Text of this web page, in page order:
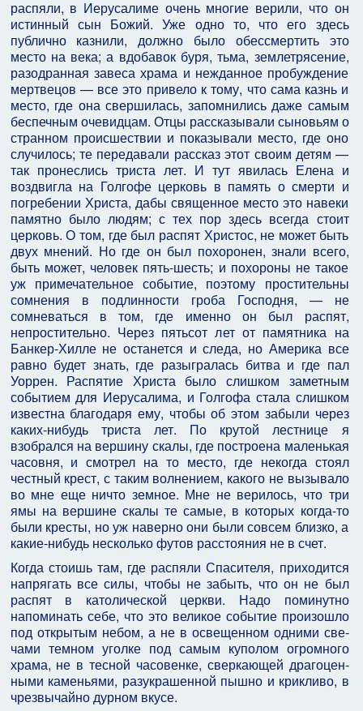
распяли, в Иерусали­ме очень многие верили, что он
истинный сын Божий. Уже одно то, что его здесь
публично казнили, должно было обессмертить это
место на века; а вдобавок буря, тьма, землетрясение,
разодранная завеса храма и не­жданное пробуждение
мертвецов — все это привело к тому, что сама казнь и
место, где она свершилась, запомнились даже самым
беспечным очевидцам. Отцы рассказывали сыновьям о
странном происшествии и показывали место, где оно
случилось; те передавали рассказ этот своим детям —
так пронеслись триста лет. И тут явилась Елена и
воздвигла на Голгофе церковь в память о смерти и
погребении Христа, дабы священное место это навеки
памятно было людям; с тех пор здесь всегда стоит
церковь. О том, где был распят Христос, не может быть
двух мнений. Но где он был похоронен, знали всего,
быть может, человек пять-шесть; и похороны не такое
уж примечательное событие, поэтому простительны
сомнения в подлин­ности гроба Господня, — не
сомневаться в том, где именно он был распят,
непростительно. Через пятьсот лет от памятника на
Банкер-Хилле не останется и сле­да, но Америка все
равно будет знать, где разыгралась битва и где пал
Уоррен. Распятие Христа было слиш­ком заметным
событием для Иерусалима, и Голгофа стала слишком
известна благодаря ему, чтобы об этом забыли через
каких-нибудь триста лет. По крутой лестнице я
взобрался на вершину скалы, где построена маленькая
часовня, и смотрел на то место, где некогда стоял
честный крест, с таким волнением, какого не вызывало
во мне еще ничто земное. Мне не верилось, что три
ямы на вершине скалы те самые, в которых когда-то
были кресты, но уж наверно они были совсем близко, а
какие-нибудь несколько футов расстояния не в счет.
Когда стоишь там, где распяли Спасителя, прихо­дится
напрягать все силы, чтобы не забыть, что он не был
распят в католической церкви. Надо поминутно
напоминать себе, что это великое событие произошло
под открытым небом, а не в освещенном одними све­
чами темном уголке под самым куполом огромного
храма, не в тесной часовенке, сверкающей драгоцен­
ными каменьями, разукрашенной пышно и крикливо, в
чрезвычайно дурном вкусе.